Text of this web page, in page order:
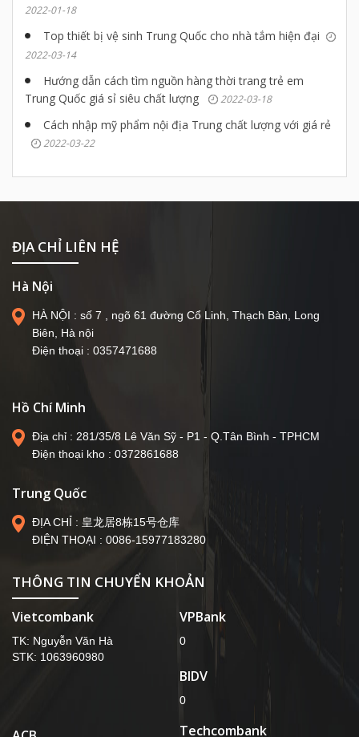
2022-01-18
Top thiết bị vệ sinh Trung Quốc cho nhà tắm hiện đại
2022-03-14
Hướng dẫn cách tìm nguồn hàng thời trang trẻ em
Trung Quốc giá sỉ siêu chất lượng
2022-03-18
Cách nhập mỹ phẩm nội địa Trung chất lượng với giá rẻ
2022-03-22
ĐỊA CHỈ LIÊN HỆ
Hà Nội
HÀ NỘI : số 7 , ngõ 61 đường Cổ Linh, Thạch Bàn, Long
Biên, Hà nội
Điện thoại : 0357471688
Hồ Chí Minh
Địa chỉ : 281/35/8 Lê Văn Sỹ - P1 - Q.Tân Bình - TPHCM
Trung Quốc
ĐỊA CHỈ : 皇龙居8栋15号仓库
ĐIỆN THOẠI : 0086-15977183280
THÔNG TIN CHUYỂN KHOẢN
Vietcombank
TK: Nguyễn Văn Hà
STK: 1063960980
VPBank
0
BIDV
0
Techcombank